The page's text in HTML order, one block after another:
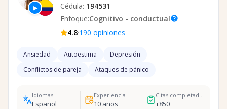
Preguntas frecuentes
▶ Cédula: 194531
Enfoque:Cognitivo - conductualhelp
4.8·190 opiniones
Ansiedad Autoestima
Depresión
Conflictos de pareja
Ataques de pánico
Idiomas
Español
Experiencia
10 años +850